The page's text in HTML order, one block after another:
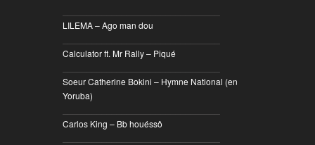
LILEMA – Ago man dou
Calculator ft. Mr Rally – Piqué
Soeur Catherine Bokini – Hymne National (en
Yoruba)
Carlos King – Bb houéssô